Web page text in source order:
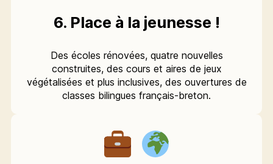
6. Place à la jeunesse !
Des écoles rénovées, quatre nouvelles
construites, des cours et aires de jeux
végétalisées et plus inclusives, des ouvertures de
classes bilingues français-breton.